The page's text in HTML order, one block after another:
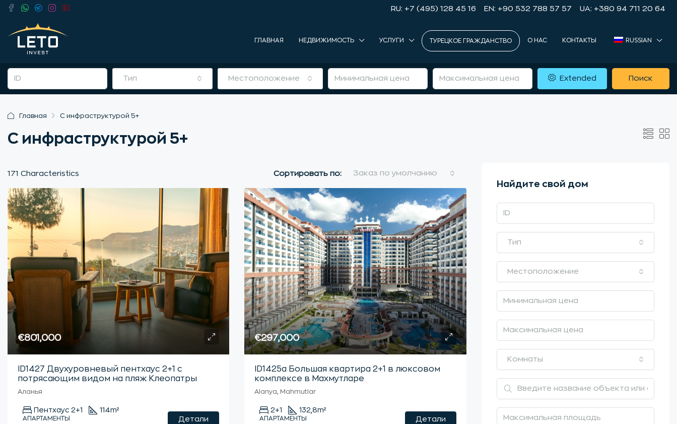
RU: +7 (495) 128 45 16 EN: +90 532 788 57 57 UA: +380 94 711 20 64
ГЛАВНАЯ НЕДВИЖИМОСТЬ УСЛУГИ ТУРЕЦКОЕ ГРАЖДАНСТВО О НАС КОНТАКТЫ RUSSIAN
Тип Местоположение Extended Поиск
Главная С инфраструктурой 5+
С инфраструктурой 5+
171 Characteristics Сортировать по: Заказ по умолчанию
€801,000
ID1427 Двухуровневый пентхаус 2+1 с
потрясающим видом на пляж Клеопатры
Аланья
Пентхаус 2+1 114m²
АПАРТАМЕНТЫ Детали
€297,000
ID1425а Большая квартира 2+1 в люксовом
комплексе в Махмутларе
Alanya, Mahmutlar
2+1 132,8m²
АПАРТАМЕНТЫ Детали
Найдите свой дом
Тип
Местоположение
Комнаты